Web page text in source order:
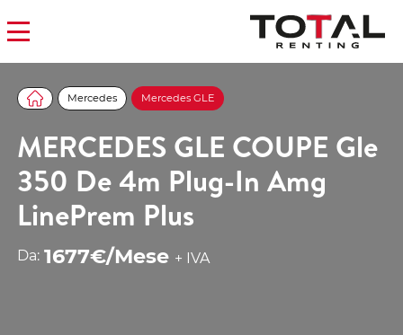
Mercedes Mercedes GLE
MERCEDES GLE COUPE Gle
350 De 4m Plug-In Amg
LinePrem Plus
Da: 1677€/Mese + IVA